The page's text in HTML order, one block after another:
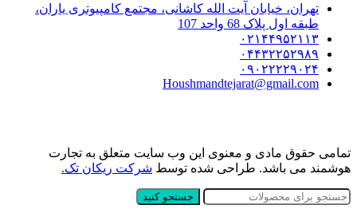
تهران، خیابان آیت الله کاشانی، مجتمع کامپیوتری یاران،
طبقه اول پلاک 68 واحد 107
۰۲۱۴۴۹۵۲۱۱۳
۰۴۴۳۲۲۵۲۹۸۹
۰۹۰۲۲۲۲۹۰۲۴
Houshmandtejarat@gmail.com
تمامی حقوق مادی و معنوی این وب سایت متعلق به تجارت
هوشمند می باشد. طراحی شده توسط شرکت ریکان تک.
جستجو کنید